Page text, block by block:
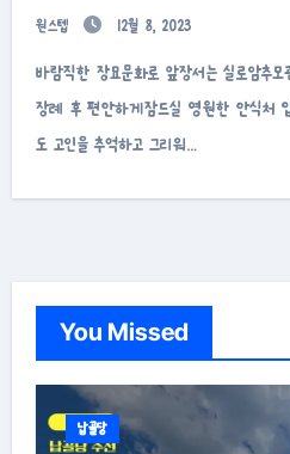
원스텝 12월 8, 2023
바람직한 장묘문화로 앞장서는 실로암추모관안녕하십니까 장지란 고인께서
장례 후 편안하게잠드실 영원한 안식처
도 고인을 추억하고 그리워…
You Missed
납골당